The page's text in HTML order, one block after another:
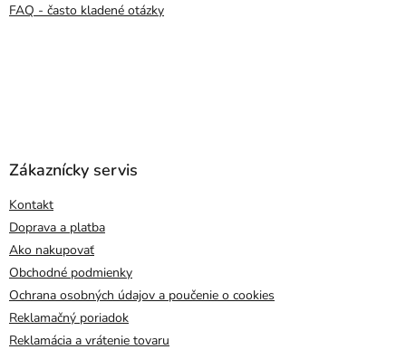
FAQ - často kladené otázky
Zákaznícky servis
Kontakt
Doprava a platba
Ako nakupovať
Obchodné podmienky
Ochrana osobných údajov a poučenie o cookies
Reklamačný poriadok
Reklamácia a vrátenie tovaru